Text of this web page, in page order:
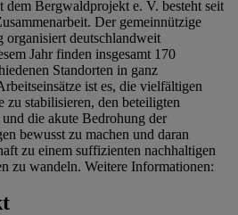
dem Bergwaldprojekt e. V. besteht seit
Der gemeinnützige
deutschlandweit
Jahr finden insgesamt 170
Standorten in ganz
ist es, die vielfältigen
zu stabilisieren, den beteiligten
die akute Bedrohung der
bewusst zu machen und daran
zu einem suffizienten nachhaltigen
zu wandeln. Weitere Informationen: